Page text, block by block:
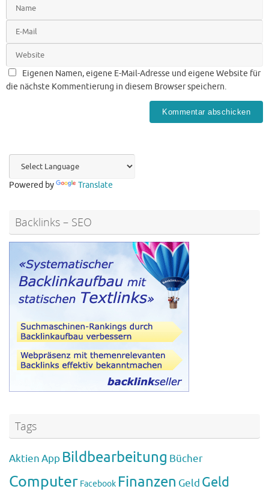
Eigenen Namen, eigene E-Mail-Adresse und eigene Website für
die nächste Kommentierung in diesem Browser speichern.
Powered by Translate
Backlinks – SEO
Tags
AktienApp Bildbearbeitung Bücher
Computer Facebook Finanzen Geld Geld